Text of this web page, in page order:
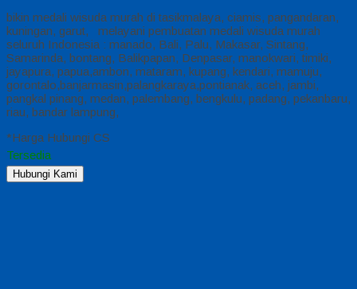
bikin medali wisuda murah di tasikmalaya, ciamis, pangandaran,
kuningan, garut, melayani pembuatan medali wisuda murah
seluruh Indonesia : manado, Bali, Palu, Makasar, Sintang,
Samarinda, bontang, Balikpapan, Denpasar, manokwari, timiki,
jayapura, papua,ambon, mataram, kupang, kendari, mamuju,
gorontalo,banjarmasin,palangkaraya,pontianak, aceh, jambi,
pangkal pinang, medan, palembang, bengkulu, padang, pekanbaru,
riau, bandar lampung,
*Harga Hubungi CS
Tersedia
Hubungi Kami